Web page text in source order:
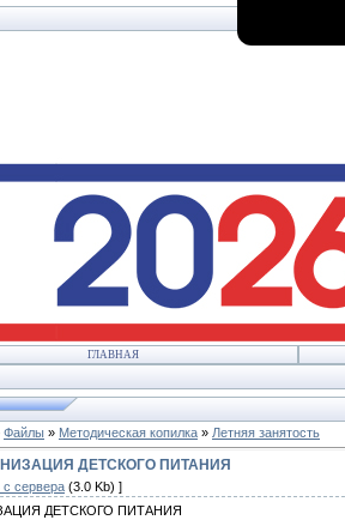
ГЛАВНАЯ
Файлы » Методическая копилка » Летняя занятость
ДЕТСКОГО ПИТАНИЯ
с сервера (3.0 Kb) ]
ДЕТСКОГО ПИТАНИЯ